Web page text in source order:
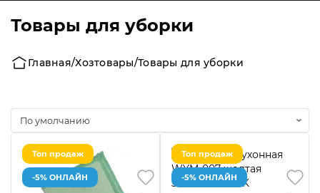
Товары для уборки
Главная Хозтовары Товары для уборки
Топ продаж
-5% ОНЛАЙН
Топ продаж
-5% ОНЛАЙН